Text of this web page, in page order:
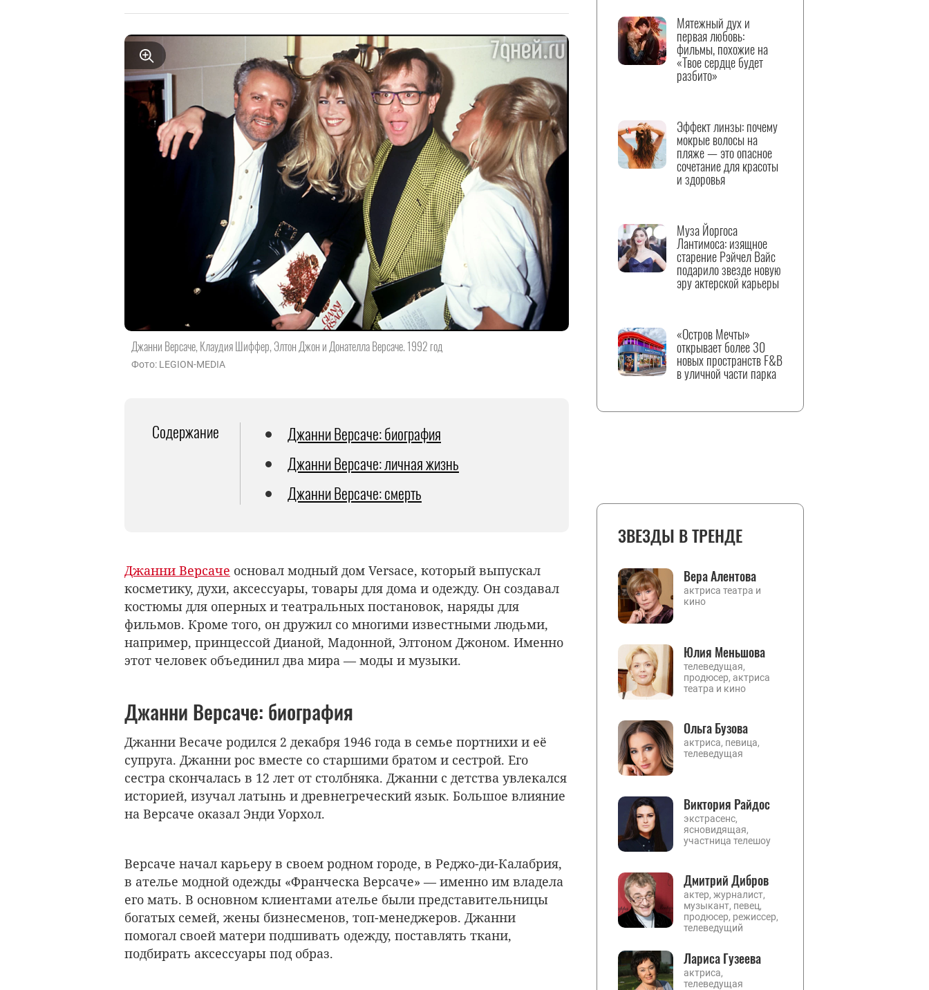
Джанни Версаче, Клаудия Шиффер, Элтон Джон и Донателла Версаче. 1992 год
Фото: LEGION-MEDIA
Содержание
Джанни Версаче: биография
Джанни Версаче: личная жизнь
Джанни Версаче: смерть
Джанни Версаче основал модный дом Versace, который выпускал
косметику, духи, аксессуары, товары для дома и одежду. Он создавал
костюмы для оперных и театральных постановок, наряды для
фильмов. Кроме того, он дружил со многими известными людьми,
например, принцессой Дианой, Мадонной, Элтоном Джоном. Именно
этот человек объединил два мира — моды и музыки.
Джанни Версаче: биография
Джанни Весаче родился 2 декабря 1946 года в семье портнихи и её
супруга. Джанни рос вместе со старшими братом и сестрой. Его
сестра скончалась в 12 лет от столбняка. Джанни с детства увлекался
историей, изучал латынь и древнегреческий язык. Большое влияние
на Версаче оказал Энди Уорхол.
Версаче начал карьеру в своем родном городе, в Реджо-ди-Калабрия,
в ателье модной одежды «Франческа Версаче» — именно им владела
его мать. В основном клиентами ателье были представительницы
богатых семей, жены бизнесменов, топ-менеджеров. Джанни
помогал своей матери подшивать одежду, поставлять ткани,
подбирать аксессуары под образ.
Мятежный дух и
первая любовь:
фильмы, похожие на
«Твое сердце будет
разбито»
Эффект линзы: почему
мокрые волосы на
пляже — это опасное
сочетание для красоты
и здоровья
Муза Йоргоса
Лантимоса: изящное
старение Рэйчел Вайс
подарило звезде новую
эру актерской карьеры
«Остров Мечты»
открывает более 30
новых пространств F&B
в уличной части парка
ЗВЕЗДЫ В ТРЕНДЕ
Вера Алентова
актриса театра и
кино
Юлия Меньшова
телеведущая,
продюсер, актриса
театра и кино
Ольга Бузова
актриса, певица,
телеведущая
Виктория Райдос
экстрасенс,
ясновидящая,
участница телешоу
Дмитрий Дибров
актер, журналист,
музыкант, певец,
продюсер, режиссер,
телеведущий
Лариса Гузеева
актриса,
телеведущая